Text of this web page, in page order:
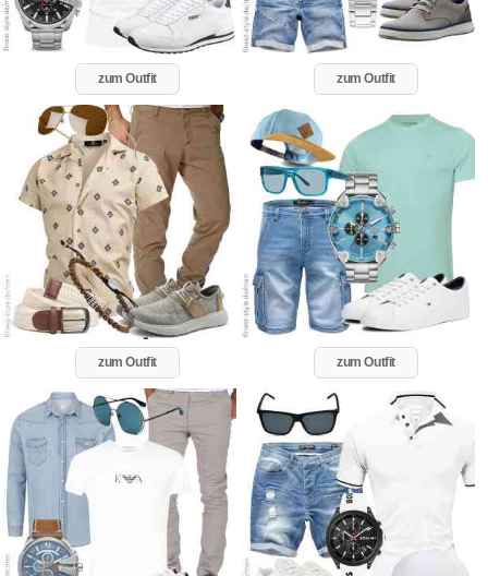
zum Outfit zum Outfit
zum Outfit zum Outfit